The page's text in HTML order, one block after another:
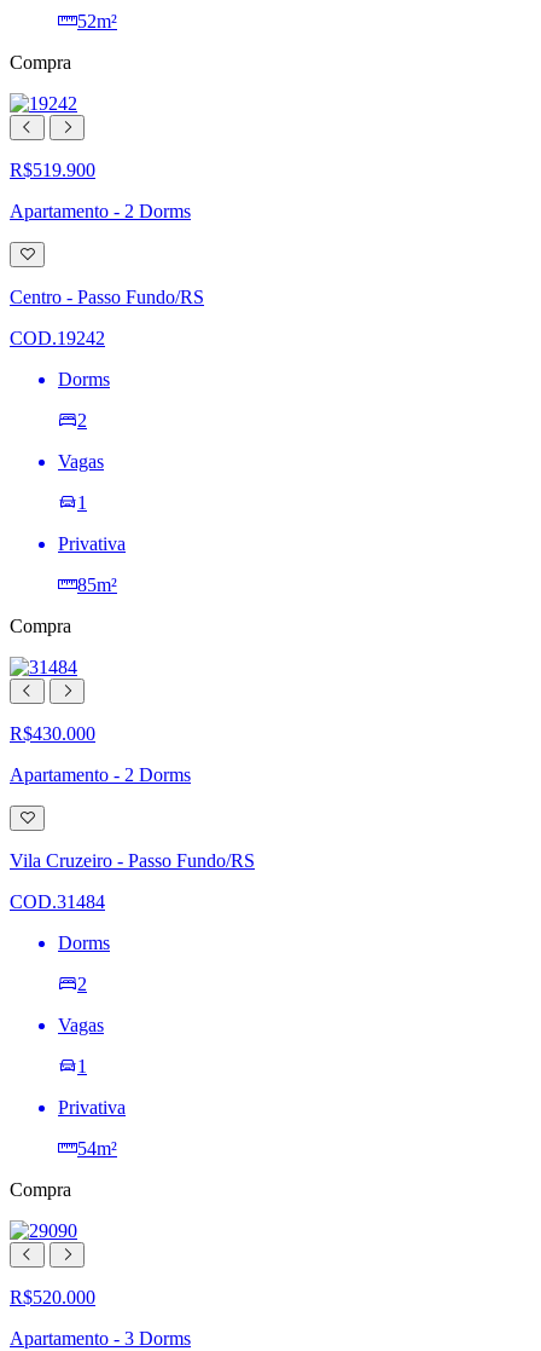
52m²
Compra
R$519.900
Apartamento - 2 Dorms
Adicionar
à
lista
de
Centro - Passo Fundo/RS
COD.19242
Dorms
2
Vagas
1
Privativa
85m²
Compra
R$430.000
Apartamento - 2 Dorms
Adicionar
à
lista
de
Vila Cruzeiro - Passo Fundo/RS
COD.31484
Dorms
2
Vagas
1
Privativa
54m²
Compra
R$520.000
Apartamento - 3 Dorms